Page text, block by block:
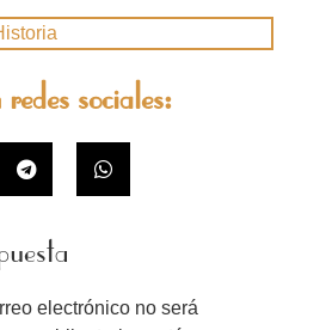
sociales:
electrónico no será